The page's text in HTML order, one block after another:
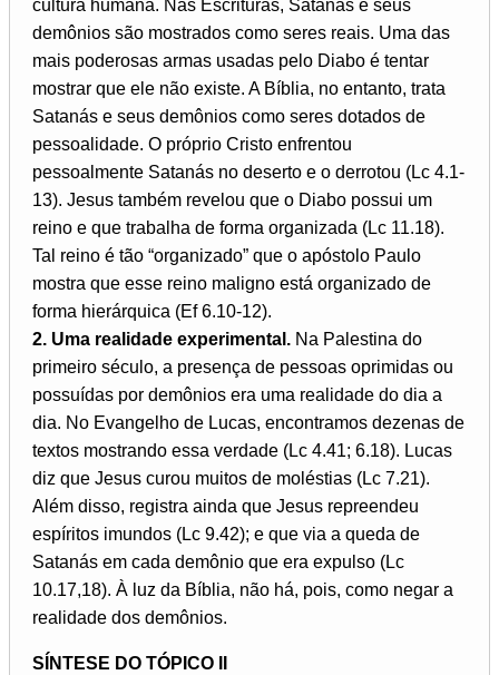
cultura humana. Nas Escrituras, Satanás e seus
demônios são mostrados como seres reais. Uma das
mais poderosas armas usadas pelo Diabo é tentar
mostrar que ele não existe. A Bíblia, no entanto, trata
Satanás e seus demônios como seres dotados de
pessoalidade. O próprio Cristo enfrentou
pessoalmente Satanás no deserto e o derrotou (Lc 4.1-
13). Jesus também revelou que o Diabo possui um
reino e que trabalha de forma organizada (Lc 11.18).
Tal reino é tão “organizado” que o apóstolo Paulo
mostra que esse reino maligno está organizado de
forma hierárquica (Ef 6.10-12).
2. Uma realidade experimental. Na Palestina do
primeiro século, a presença de pessoas oprimidas ou
possuídas por demônios era uma realidade do dia a
dia. No Evangelho de Lucas, encontramos dezenas de
textos mostrando essa verdade (Lc 4.41; 6.18). Lucas
diz que Jesus curou muitos de moléstias (Lc 7.21).
Além disso, registra ainda que Jesus repreendeu
espíritos imundos (Lc 9.42); e que via a queda de
Satanás em cada demônio que era expulso (Lc
10.17,18). À luz da Bíblia, não há, pois, como negar a
realidade dos demônios.
SÍNTESE DO TÓPICO II